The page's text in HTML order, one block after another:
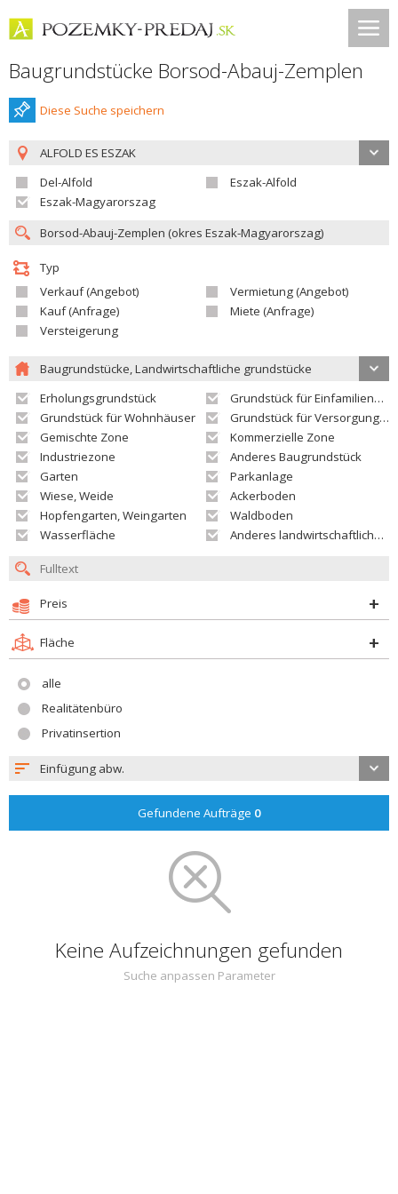
Baugrundstücke Borsod-Abauj-Zemplen
Diese Suche speichern
ALFOLD ES ESZAK
Del-Alfold
Eszak-Alfold
Eszak-Magyarorszag
Typ
Verkauf (Angebot)
Vermietung (Angebot)
Kauf (Anfrage)
Miete (Anfrage)
Versteigerung
Baugrundstücke, Landwirtschaftliche grundstücke
Erholungsgrundstück
Grundstück für Einfamilienhäuser
Grundstück für Wohnhäuser
Grundstück für Versorgungseinrichtungen
Gemischte Zone
Kommerzielle Zone
Industriezone
Anderes Baugrundstück
Garten
Parkanlage
Wiese, Weide
Ackerboden
Hopfengarten, Weingarten
Waldboden
Wasserfläche
Anderes landwirtschaftliches Grundstück
Preis
Fläche
alle
Realitätenbüro
Privatinsertion
Einfügung abw.
Gefundene Aufträge 0
Keine Aufzeichnungen gefunden
Suche anpassen Parameter